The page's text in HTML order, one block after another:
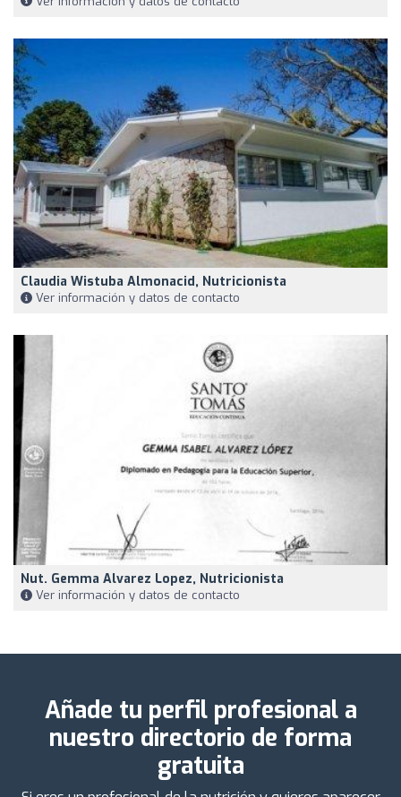
Claudia Wistuba Almonacid, Nutricionista
Ver información y datos de contacto
Nut. Gemma Alvarez Lopez, Nutricionista
Ver información y datos de contacto
Añade tu perfil profesional a
nuestro directorio de forma
gratuita